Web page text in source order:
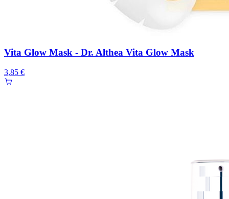
Vita Glow Mask - Dr. Althea Vita Glow Mask
3,85 €